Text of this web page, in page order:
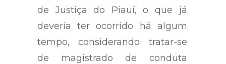
de Justiça do Piauí, o que já
deveria ter ocorrido há algum
tempo, considerando tratar-se
de magistrado de conduta